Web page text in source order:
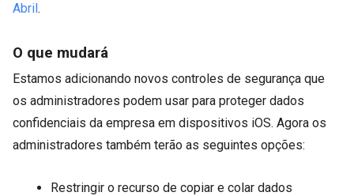
Abril.
O que mudará
Estamos adicionando novos controles de segurança que
os administradores podem usar para proteger dados
confidenciais da empresa em dispositivos iOS. Agora os
administradores também terão as seguintes opções:
Restringir o recurso de copiar e colar dados